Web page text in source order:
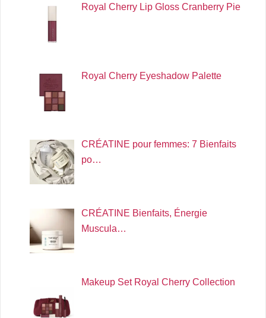
Royal Cherry Lip Gloss Cranberry Pie
Royal Cherry Eyeshadow Palette
CRÉATINE pour femmes: 7 Bienfaits
po…
CRÉATINE Bienfaits, Énergie
Muscula…
Makeup Set Royal Cherry Collection